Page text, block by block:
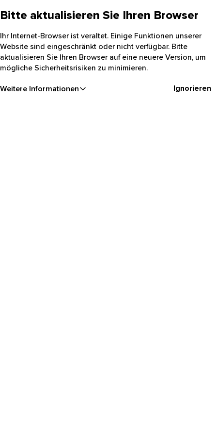
Bitte aktualisieren Sie Ihren Browser
Ihr Internet-Browser ist veraltet. Einige Funktionen unserer
Website sind eingeschränkt oder nicht verfügbar. Bitte
aktualisieren Sie Ihren Browser auf eine neuere Version, um
mögliche Sicherheitsrisiken zu minimieren.
Weitere Informationen Ignorieren